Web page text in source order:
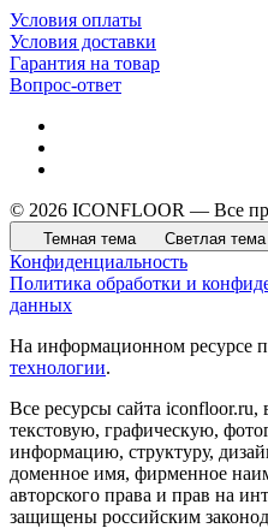
Условия оплаты
Условия доставки
Гарантия на товар
Вопрос-ответ
© 2026 ICONFLOOR — Все
Темная тема Светлая тема
Конфиденциальность
Политика обработки и
данных
На информационном ресурсе
технологии.
Все ресурсы сайта iconfloor.ru,
текстовую, графическую,
информацию, структуру,
доменное имя, фирменное
авторского права и прав на
защищены российским